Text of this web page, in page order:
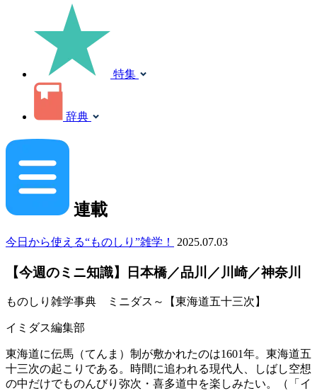
特集
辞典
連載
今日から使える“ものしり”雑学！ 2025.07.03
【今週のミニ知識】日本橋／品川／川崎／神奈川
ものしり雑学事典 ミニダス～【東海道五十三次】
イミダス編集部
東海道に伝馬（てんま）制が敷かれたのは1601年。東海道五
十三次の起こりである。時間に追われる現代人、しばし空想
の中だけでものんびり弥次・喜多道中を楽しみたい。（「イ